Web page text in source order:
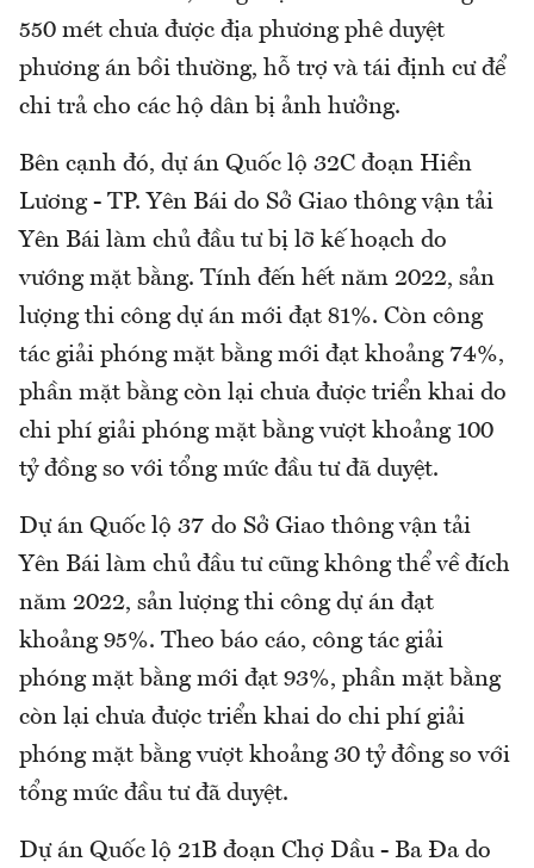
550 mét chưa được địa phương phê duyệt
phương án bồi thường, hỗ trợ và tái định cư để
chi trả cho các hộ dân bị ảnh hưởng.
Bên cạnh đó, dự án Quốc lộ 32C đoạn Hiền
Lương - TP. Yên Bái do Sở Giao thông vận tải
Yên Bái làm chủ đầu tư bị lỡ kế hoạch do
vướng mặt bằng. Tính đến hết năm 2022, sản
lượng thi công dự án mới đạt 81%. Còn công
tác giải phóng mặt bằng mới đạt khoảng 74%,
phần mặt bằng còn lại chưa được triển khai do
chi phí giải phóng mặt bằng vượt khoảng 100
tỷ đồng so với tổng mức đầu tư đã duyệt.
Dự án Quốc lộ 37 do Sở Giao thông vận tải
Yên Bái làm chủ đầu tư cũng không thể về đích
năm 2022, sản lượng thi công dự án đạt
khoảng 95%. Theo báo cáo, công tác giải
phóng mặt bằng mới đạt 93%, phần mặt bằng
còn lại chưa được triển khai do chi phí giải
phóng mặt bằng vượt khoảng 30 tỷ đồng so với
tổng mức đầu tư đã duyệt.
Dự án Quốc lộ 21B đoạn Chợ Dầu - Ba Đa do